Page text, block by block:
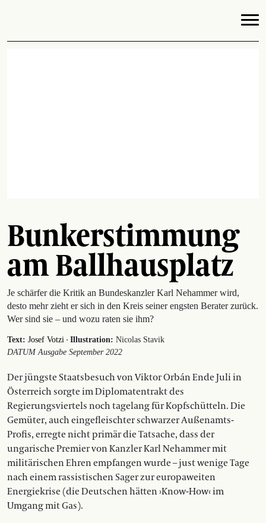
Bunkerstimmung
am Ballhausplatz
Je schärfer die Kritik an Bundeskanzler Karl Nehammer wird,
desto mehr zieht er sich in den Kreis seiner engsten Berater zurück.
Wer sind sie – und wozu raten sie ihm?
Text: Josef Votzi · Illustration: Nicolas Stavik
DATUM Ausgabe September 2022
Der jüngste Staatsbesuch von Viktor Orbán Ende Juli in
Österreich sorgte im Diplomatentrakt des
Regierungsviertels noch tagelang für Kopfschütteln. Die
Gemüter, auch eingefleischter schwarzer Außenamts-
Profis, erregte nicht primär die Tatsache, dass der
ungarische Premier von Kanzler Karl Nehammer mit
militärischen Ehren empfangen wurde – just wenige Tage
nach einem rassistischen Sager zur europaweiten
Energiekrise (die Deutschen hätten ›Know-How‹ im
Umgang mit Gas).